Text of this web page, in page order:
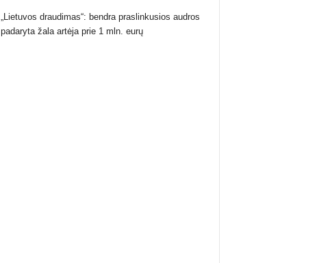
„Lietuvos draudimas“: bendra praslinkusios audros
padaryta žala artėja prie 1 mln. eurų